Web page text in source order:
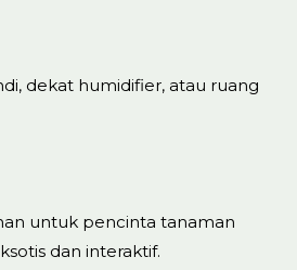
dekat humidifier, atau ruang
untuk pencinta tanaman
dan interaktif.